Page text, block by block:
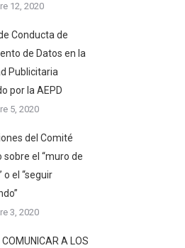
12, 2020
Conducta de
de Datos en la
Publicitaria
por la AEPD
5, 2020
del Comité
sobre el “muro de
o el “seguir
3, 2020
COMUNICAR A LOS